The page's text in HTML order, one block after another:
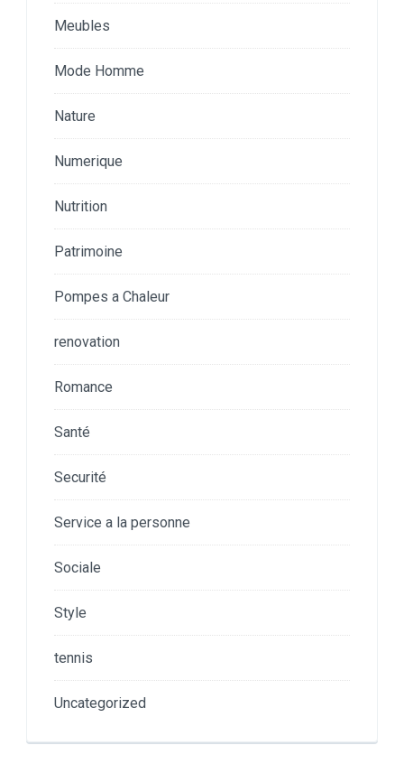
Meubles
Mode Homme
Nature
Numerique
Nutrition
Patrimoine
Pompes a Chaleur
renovation
Romance
Santé
Securité
Service a la personne
Sociale
Style
tennis
Uncategorized